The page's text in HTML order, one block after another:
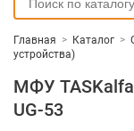
Главная > Каталог >
устройства)
МФУ TASKalfa
UG-53